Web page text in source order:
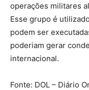
operações militares
Esse grupo é
podem ser
poderiam gerar
internacional.
Fonte: DOL – Diário